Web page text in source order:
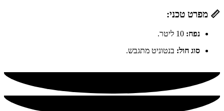
📏 מפרט טכני:
נפח:
סוג חול: בנטוניט מתגבש.